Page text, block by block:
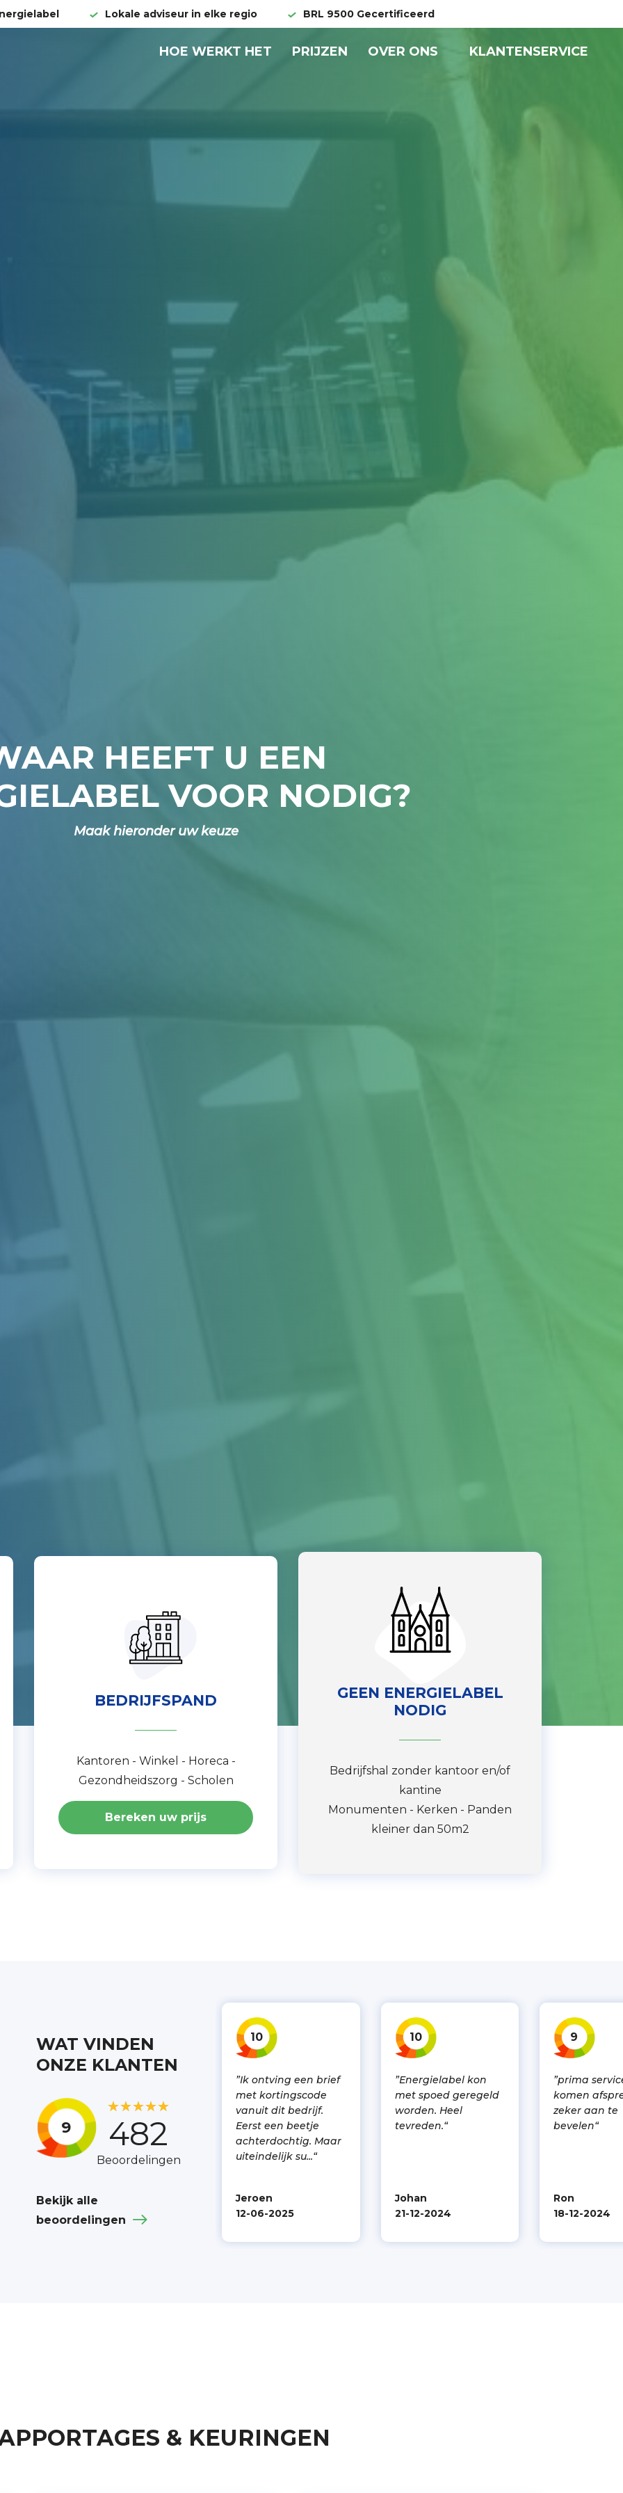
Lokale adviseur in elke regio BRL 9500 Gecertificeerd
HOOFDNAVIGATIE
HOE WERKT HET PRIJZEN OVER ONS KLANTENSERVICE
HEEFT U EEN
VOOR NODIG?
Maak hieronder uw keuze
BEDRIJFSPAND
Kantoren - Winkel - Horeca -
Gezondheidszorg - Scholen
Bereken uw prijs
GEEN ENERGIELABEL
NODIG
Bedrijfshal zonder kantoor en/of
kantine
Monumenten - Kerken - Panden
kleiner dan 50m2
WAT VINDEN
ONZE KLANTEN
9
★★★★★
★★★★★
482
Beoordelingen
Bekijk alle
beoordelingen
10
deskundig en
flexibel. Fijne partij
om mee te werken.“
Martien van Dooren
29-02-2024
10
”Ik ontving een brief
met kortingscode
vanuit dit bedrijf.
Eerst een beetje
achterdochtig. Maar
uiteindelijk su...“
Jeroen
12-06-2025
10
”Energielabel kon
met spoed geregeld
worden. Heel
tevreden.“
Johan
21-12-2024
9
”prima
komen
zeker aan te
bevelen“
Ron
18-12-2024
& KEURINGEN